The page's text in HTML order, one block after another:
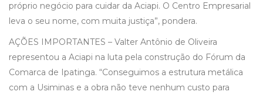
próprio negócio para cuidar da Aciapi. O Centro Empresarial
leva o seu nome, com muita justiça”, pondera.
AÇÕES IMPORTANTES – Valter Antônio de Oliveira
representou a Aciapi na luta pela construção do Fórum da
Comarca de Ipatinga. “Conseguimos a estrutura metálica
com a Usiminas e a obra não teve nenhum custo para